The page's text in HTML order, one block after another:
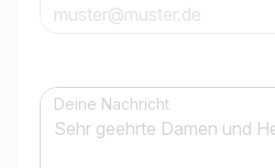
Deine Nachricht
Jobtitel
Land / Bundesland